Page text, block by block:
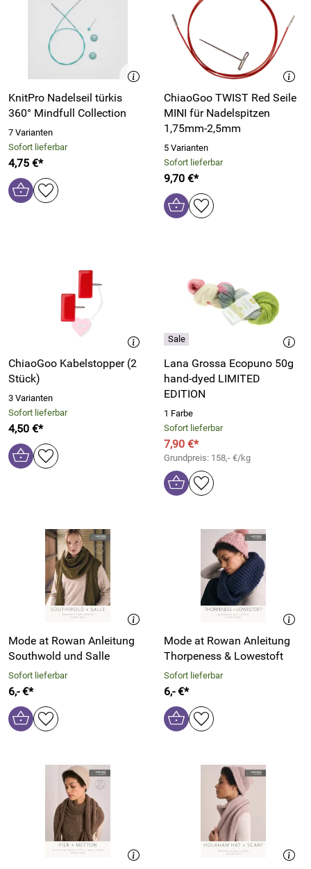
KnitPro Nadelseil türkis
360° Mindfull Collection
7 Varianten
Sofort lieferbar
4,75 €*
ChiaoGoo TWIST Red Seile
MINI für Nadelspitzen
1,75mm-2,5mm
5 Varianten
Sofort lieferbar
9,70 €*
ChiaoGoo Kabelstopper (2
Stück)
3 Varianten
Sofort lieferbar
4,50 €*
Lana Grossa Ecopuno 50g
hand-dyed LIMITED
EDITION
1 Farbe
Sofort lieferbar
7,90 €*
Grundpreis: 158,- €/kg
Mode at Rowan Anleitung
Southwold und Salle
Sofort lieferbar
6,- €*
Mode at Rowan Anleitung
Thorpeness & Lowestoft
Sofort lieferbar
6,- €*